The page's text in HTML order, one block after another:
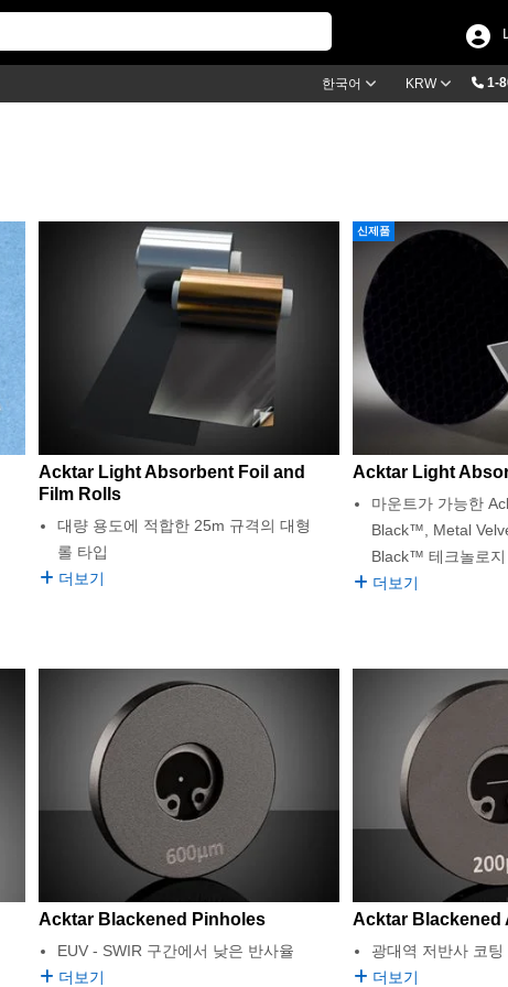
한국어 KRW 1-
Acktar Light Absorbent Foil and
Film Rolls
대량 용도에 적합한 25m 규격의 대형
롤 타입
더보기
신제품
Acktar Light
마운트가 가능한
Black™, Metal
Black™ 테크놀로지
더보기
Acktar Blackened Pinholes
EUV - SWIR 구간에서 낮은 반사율
더보기
Acktar Blackened
광대역 저반사 코팅
더보기